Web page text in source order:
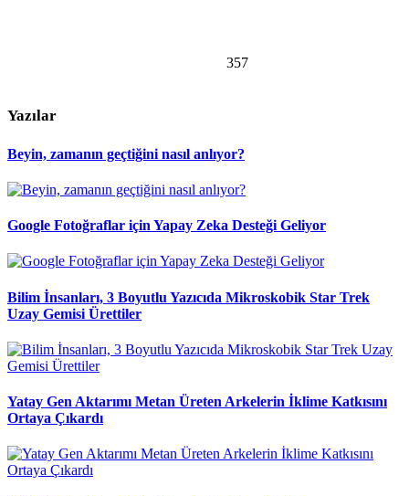
357
Yazılar
Beyin, zamanın geçtiğini nasıl anlıyor?
Google Fotoğraflar için Yapay Zeka Desteği Geliyor
Bilim İnsanları, 3 Boyutlu Yazıcıda Mikroskobik Star Trek
Uzay Gemisi Ürettiler
Yatay Gen Aktarımı Metan Üreten Arkelerin İklime Katkısını
Ortaya Çıkardı